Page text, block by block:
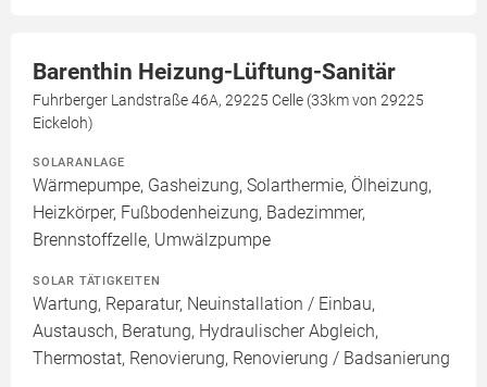
Barenthin Heizung-Lüftung-Sanitär
Fuhrberger Landstraße 46A, 29225 Celle (33km von 29225
Eickeloh)
SOLARANLAGE
Wärmepumpe, Gasheizung, Solarthermie, Ölheizung,
Heizkörper, Fußbodenheizung, Badezimmer,
Brennstoffzelle, Umwälzpumpe
SOLAR TÄTIGKEITEN
Wartung, Reparatur, Neuinstallation / Einbau,
Austausch, Beratung, Hydraulischer Abgleich,
Thermostat, Renovierung, Renovierung / Badsanierung